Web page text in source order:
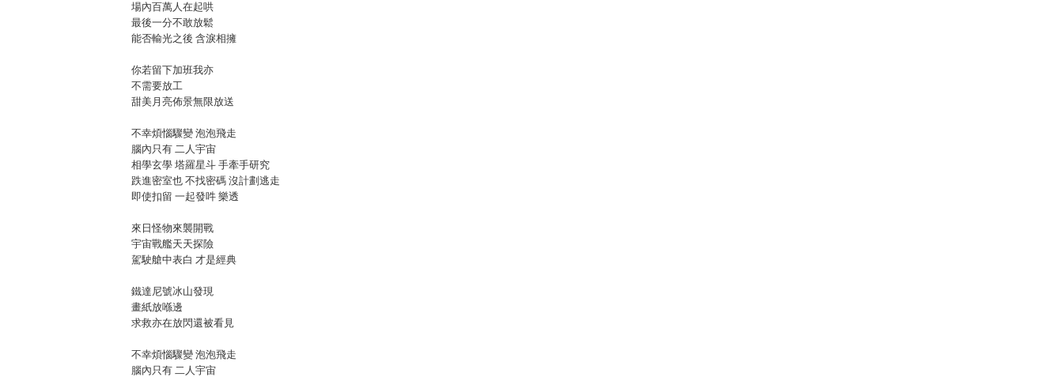
場內百萬人在起哄
最後一分不敢放鬆
能否輸光之後 含淚相擁
你若留下加班我亦
不需要放工
甜美月亮佈景無限放送
不幸煩惱驟變 泡泡飛走
腦內只有 二人宇宙
相學玄學 塔羅星斗 手牽手研究
跌進密室也 不找密碼 沒計劃逃走
即使扣留 一起發吽 樂透
來日怪物來襲開戰
宇宙戰艦天天探險
駕駛艙中表白 才是經典
鐵達尼號冰山發現
畫紙放喺邊
求救亦在放閃還被看見
不幸煩惱驟變 泡泡飛走
腦內只有 二人宇宙